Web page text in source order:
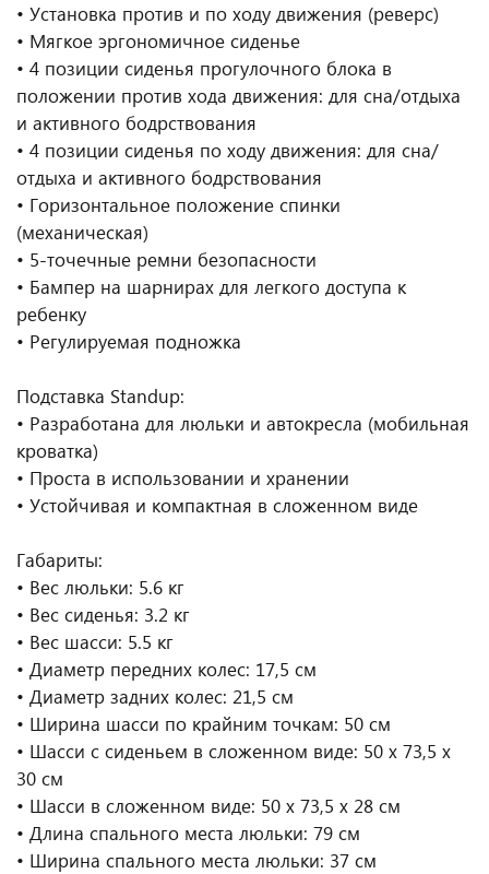
• Установка против и по ходу движения (реверс)
• Мягкое эргономичное сиденье
• 4 позиции сиденья прогулочного блока в
положении против хода движения: для сна/отдыха
и активного бодрствования
• 4 позиции сиденья по ходу движения: для сна/
отдыха и активного бодрствования
• Горизонтальное положение спинки
(механическая)
• 5-точечные ремни безопасности
• Бампер на шарнирах для легкого доступа к
ребенку
• Регулируемая подножка
Подставка Standup:
• Разработана для люльки и автокресла (мобильная
кроватка)
• Проста в использовании и хранении
• Устойчивая и компактная в сложенном виде
Габариты:
• Вес люльки: 5.6 кг
• Вес сиденья: 3.2 кг
• Вес шасси: 5.5 кг
• Диаметр передних колес: 17,5 см
• Диаметр задних колес: 21,5 см
• Ширина шасси по крайним точкам: 50 см
• Шасси с сиденьем в сложенном виде: 50 x 73,5 x
30 см
• Шасси в сложенном виде: 50 x 73,5 x 28 см
• Длина спального места люльки: 79 см
• Ширина спального места люльки: 37 см